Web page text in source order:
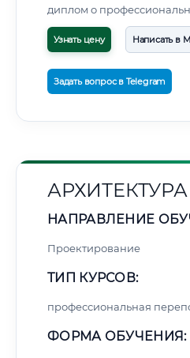
диплом о
Узнать цену Написать в
Задать вопрос в Telegram
АРХИТЕКТУРА
НАПРАВЛЕНИЕ
Проектирование
ТИП КУРСОВ:
профессиональная
ФОРМА ОБУЧЕНИЯ: